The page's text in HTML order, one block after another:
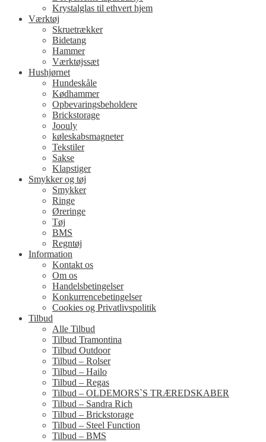
Krystalglas til ethvert hjem
Værktøj
Skruetrækker
Bidetang
Hammer
Værktøjssæt
Hushjørnet
Hundeskåle
Kødhammer
Opbevaringsbeholdere
Brickstorage
Joouly
køleskabsmagneter
Tekstiler
Sakse
Klapstiger
Smykker og tøj
Smykker
Ringe
Øreringe
Tøj
BMS
Regntøj
Information
Kontakt os
Om os
Handelsbetingelser
Konkurrencebetingelser
Cookies og Privatlivspolitik
Tilbud
Alle Tilbud
Tilbud Tramontina
Tilbud Outdoor
Tilbud – Rolser
Tilbud – Hailo
Tilbud – Regas
Tilbud – OLDEMORS`S TRÆREDSKABER
Tilbud – Sandra Rich
Tilbud – Brickstorage
Tilbud – Steel Function
Tilbud – BMS